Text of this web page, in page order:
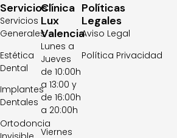
Clínica
Lux
Valencia
Lunes a
Jueves
de 10:00h
a 13:00 y
de 16:00h
a 20:00h
Viernes
Servicios
Servicios
Generales
Estética
Dental
Implantes
Dentales
Ortodoncia
Políticas
Legales
Aviso Legal
Política Privacidad